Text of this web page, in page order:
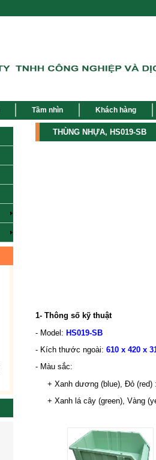
Tầm nhìn Khách hàng
THÙNG NHỰA, HS019-SB
1- Thông số kỹ thuật
- Model: HS019-SB
- Kích thước ngoài: 610 x 420 x
- Màu sắc:
+ Xanh dương (blue), Đỏ (red)
+ Xanh lá cây (green), Vàng